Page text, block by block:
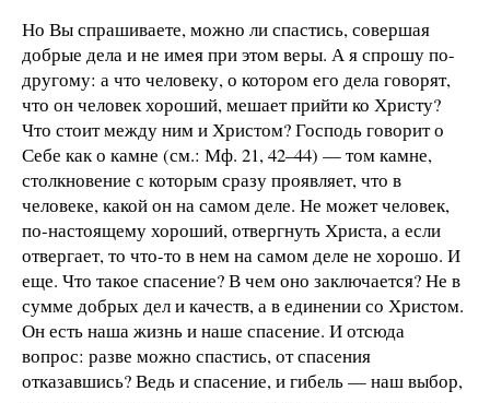
Но Вы спрашиваете, можно ли спастись, совершая
добрые дела и не имея при этом веры. А я спрошу по-
другому: а что человеку, о котором его дела говорят,
что он человек хороший, мешает прийти ко Христу?
Что стоит между ним и Христом? Господь говорит о
Себе как о камне (см.: Мф. 21, 42–44) — том камне,
столкновение с которым сразу проявляет, что в
человеке, какой он на самом деле. Не может человек,
по-настоящему хороший, отвергнуть Христа, а если
отвергает, то что-то в нем на самом деле не хорошо. И
еще. Что такое спасение? В чем оно заключается? Не в
сумме добрых дел и качеств, а в единении со Христом.
Он есть наша жизнь и наше спасение. И отсюда
вопрос: разве можно спастись, от спасения
отказавшись? Ведь и спасение, и гибель — наш выбор,